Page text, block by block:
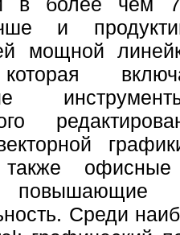
и
мощной
которая
Среди